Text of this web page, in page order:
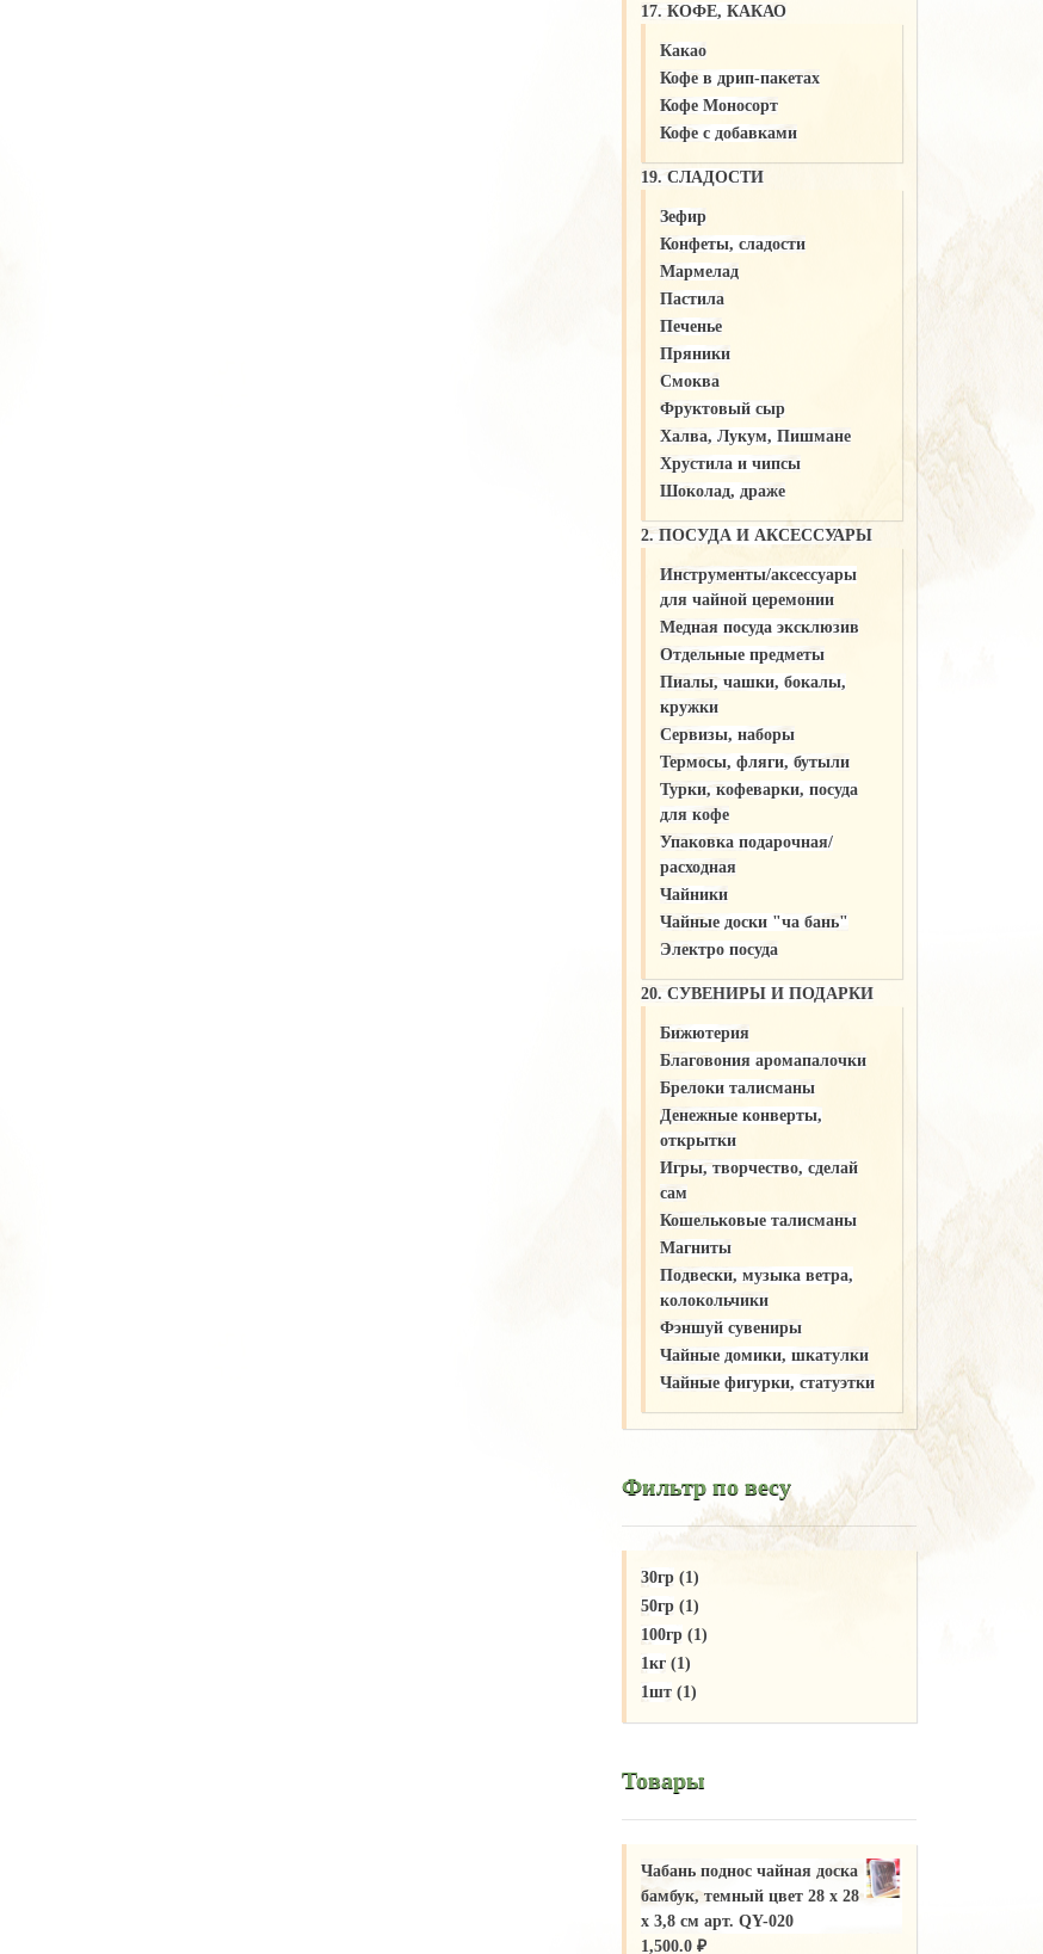
17. КОФЕ, КАКАО
Какао
Кофе в дрип-пакетах
Кофе Моносорт
Кофе с добавками
19. СЛАДОСТИ
Зефир
Конфеты, сладости
Мармелад
Пастила
Печенье
Пряники
Смоква
Фруктовый сыр
Халва, Лукум, Пишмане
Хрустила и чипсы
Шоколад, драже
2. ПОСУДА И АКСЕССУАРЫ
Инструменты/аксессуары
для чайной церемонии
Медная посуда эксклюзив
Отдельные предметы
Пиалы, чашки, бокалы,
кружки
Сервизы, наборы
Термосы, фляги, бутыли
Турки, кофеварки, посуда
для кофе
Упаковка подарочная/
расходная
Чайники
Чайные доски "ча бань"
Электро посуда
20. СУВЕНИРЫ И ПОДАРКИ
Бижютерия
Благовония аромапалочки
Брелоки талисманы
Денежные конверты,
открытки
Игры, творчество, сделай
сам
Кошельковые талисманы
Магниты
Подвески, музыка ветра,
колокольчики
Фэншуй сувениры
Чайные домики, шкатулки
Чайные фигурки, статуэтки
Фильтр по весу
30гр (1)
50гр (1)
100гр (1)
1кг (1)
1шт (1)
Товары
Чабань поднос чайная доска
бамбук, темный цвет 28 х 28
х 3,8 см арт. QY-020
1,500.0 ₽